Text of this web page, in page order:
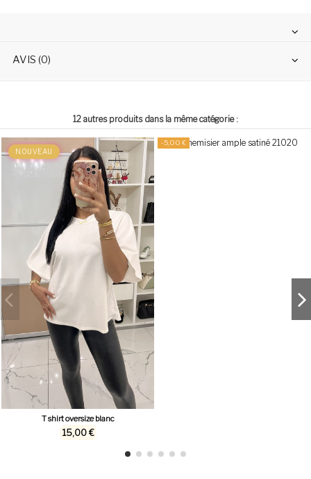
AVIS (0)
12 autres produits dans la même catégorie :
NOUVEAU
T shirt oversize blanc
15,00 €
-5,00 €